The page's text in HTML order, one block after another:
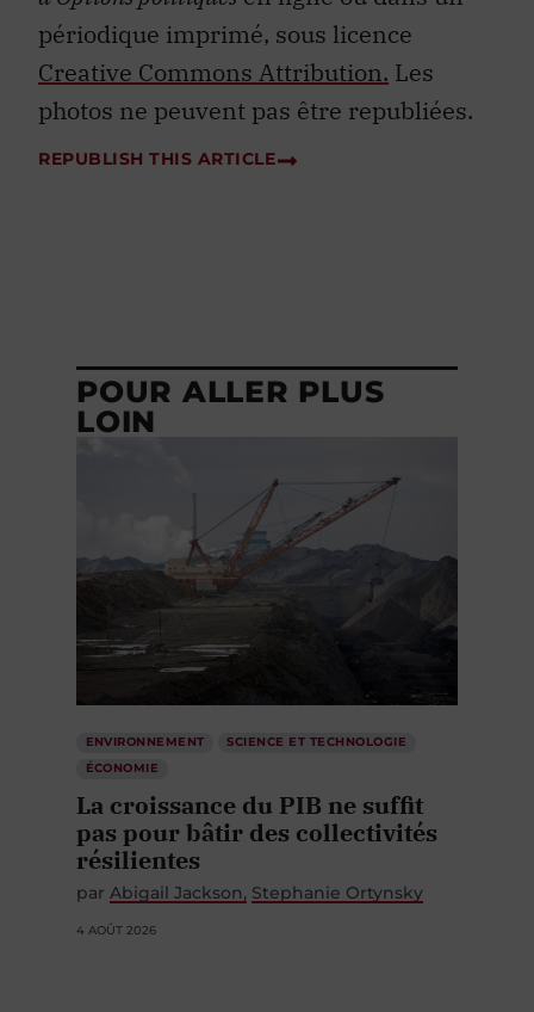
périodique imprimé, sous licence
Creative Commons Attribution. Les
photos ne peuvent pas être republiées.
REPUBLISH THIS ARTICLE
POUR ALLER PLUS
LOIN
ENVIRONNEMENT
SCIENCE ET TECHNOLOGIE
ÉCONOMIE
La croissance du PIB ne suffit
pas pour bâtir des collectivités
résilientes
par Abigail Jackson Stephanie Ortynsky
4 AOÛT 2026